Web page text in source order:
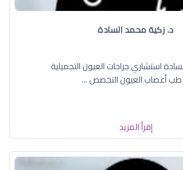
د. زكية محمد السادة
استشاري جراحات العيون التجميلية
طب أعصاب العيون التخصص ...
إقرأ المزيد